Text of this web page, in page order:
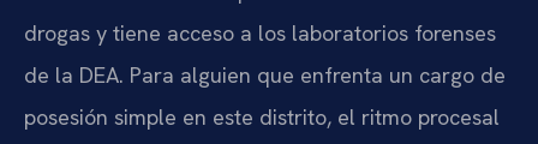
drogas y tiene acceso a los laboratorios forenses
de la DEA. Para alguien que enfrenta un cargo de
posesión simple en este distrito, el ritmo procesal